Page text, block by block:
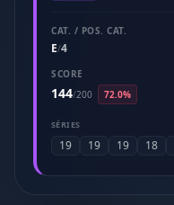
CAT. / POS. CAT.
E/4
SCORE
144/200 72.0%
SÉRIES
19 19 19 18